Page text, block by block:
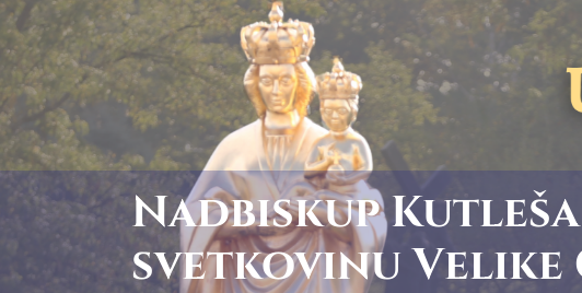
Nadbiskup
svetkovinu Velike